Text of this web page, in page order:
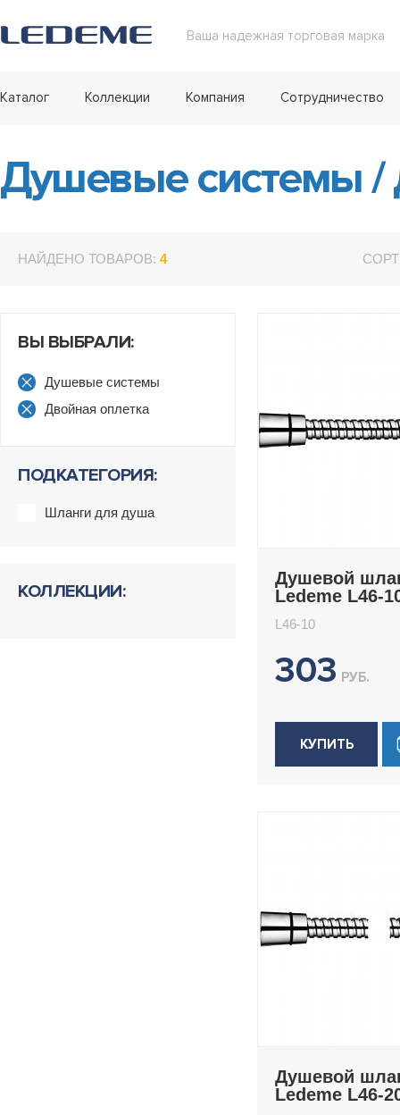
Ваша надежная торговая марка
Каталог Коллекции Компания Сотрудничество
Душевые системы/
НАЙДЕНО ТОВАРОВ: 4
ВЫ ВЫБРАЛИ:
Душевые системы
Двойная оплетка
ПОДКАТЕГОРИЯ:
Шланги для душа
КОЛЛЕКЦИИ:
Душевой
Ledeme L46-
L46-10
303 РУБ.
КУПИТЬ
Душевой
Ledeme L46-